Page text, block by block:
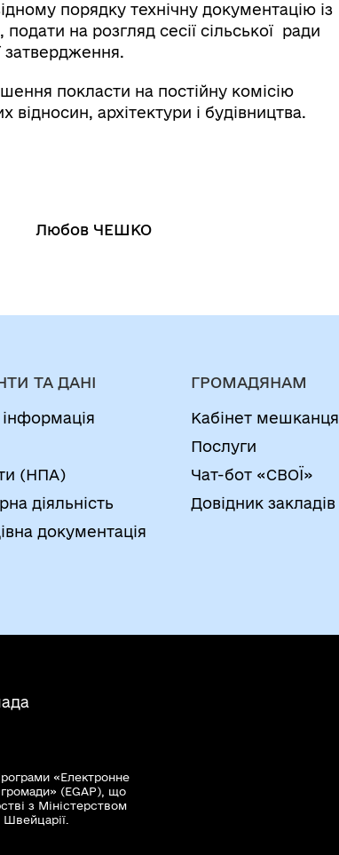
порядку технічну документацію із
на розгляд сесії сільської ради
затвердження.
покласти на постійну комісію
відносин, архітектури і будівництва.
ЧЕШКО
ТА ДАНІ
(НПА)
діяльність
документація
ГРОМАДЯНАМ
Кабінет мешканця
Послуги
Чат-бот «СВОЇ»
Довідник закладів
«Електронне
громади» (EGAP), що
з Міністерством